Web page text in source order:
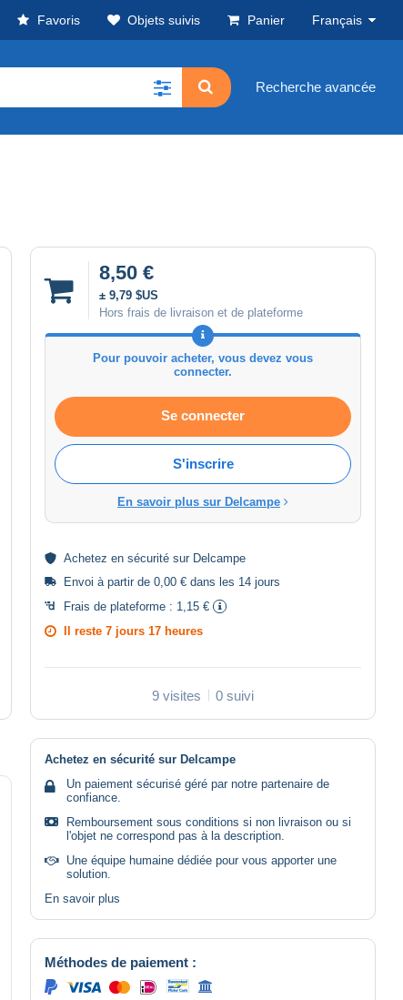
Favoris Objets suivis Panier Français
Recherche avancée
8,50 €
± 9,79 $US
Hors frais de livraison et de plateforme
Pour pouvoir acheter, vous devez vous
connecter.
Se connecter
S'inscrire
En savoir plus sur Delcampe
Achetez en sécurité sur Delcampe
Envoi à partir de 0,00 € dans les 14 jours
Frais de plateforme : 1,15 €
Il reste 7 jours 17 heures
9 visites 0 suivi
Achetez en sécurité sur Delcampe
Un paiement sécurisé géré par notre partenaire de
confiance.
Remboursement sous conditions si non livraison ou si
l'objet ne correspond pas à la description.
Une équipe humaine dédiée pour vous apporter une
solution.
En savoir plus
Méthodes de paiement :